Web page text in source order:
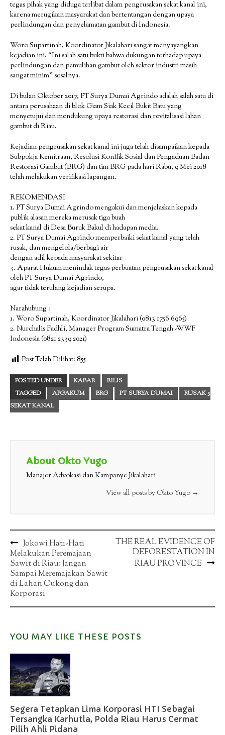
tegas pihak yang diduga terlibat dalam pengrusakan sekat kanal ini,
karena merugikan masyarakat dan bertentangan dengan upaya
perlindungan dan penyelamatan gambut di Indonesia.
Woro Supartinah, Koordinator Jikalahari sangat menyayangkan
kejadian ini. “Ini salah satu bukti bahwa dukungan terhadap upaya
perlindungan dan pemulihan gambut oleh sektor industri masih
sangat minim” sesalnya.
Di bulan Oktober 2017, PT Surya Dumai Agrindo adalah salah satu di
antara perusahaan di blok Giam Siak Kecil Bukit Batu yang
menyetujui dan mendukung upaya restorasi dan revitalisasi lahan
gambut di Riau.
Kejadian pengrusakan sekat kanal ini juga telah disampaikan kepada
Subpokja Kemitraan, Resolusi Konflik Sosial dan Pengaduan Badan
Restorasi Gambut (BRG) dan tim BRG pada hari Rabu, 9 Mei 2018
telah melakukan verifikasi lapangan.
REKOMENDASI
1. PT Surya Dumai Agrindo mengakui dan menjelaskan kepada
publik alasan mereka merusak tiga buah
sekat kanal di Desa Buruk Bakul di hadapan media.
2. PT Surya Dumai Agrindo memperbaiki sekat kanal yang telah
rusak, dan mengelola/berbagi air
dengan adil kepada masyarakat sekitar
3. Aparat Hukum menindak tegas perbuatan pengrusakan sekat kanal
oleh PT Surya Dumai Agrindo,
agar tidak terulang kejadian serupa.
Narahubung :
1. Woro Supartinah, Koordinator Jikalahari (0813 1756 6965)
2. Nurchalis Fadhli, Manager Program Sumatra Tengah -WWF
Indonesia (0821 2339 2021)
Post Telah Dilihat: 855
POSTED UNDER KABAR
RILIS
TAGGED
APGAKUM BRG PT SURYA DUMAI
RUSAK 3
SEKAT KANAL
About Okto Yugo
Manajer Advokasi dan Kampanye Jikalahari
View all posts by Okto Yugo →
Post
navigation
Jokowi Hati-Hati
Melakukan Peremajaan
Sawit di Riau: Jangan
Sampai Meremajakan Sawit
di Lahan Cukong dan
Korporasi
THE REAL EVIDENCE OF
DEFORESTATION IN
RIAU PROVINCE
YOU MAY LIKE THESE POSTS
Segera Tetapkan Lima Korporasi HTI Sebagai
Tersangka Karhutla, Polda Riau Harus Cermat
Pilih Ahli Pidana